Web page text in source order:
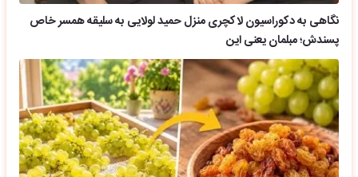
نگاهی به دکوراسیون لاکچری منزل حمید لولایی به سلیقه همسر خاص
پسندش؛ مبلمان یعنی این